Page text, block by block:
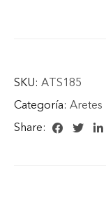
SKU: ATS185
Categoría: Aretes
Share: